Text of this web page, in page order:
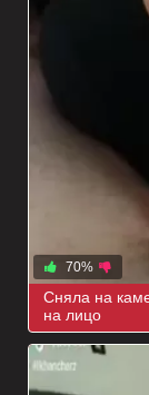
70%
Сняла на
на лицо